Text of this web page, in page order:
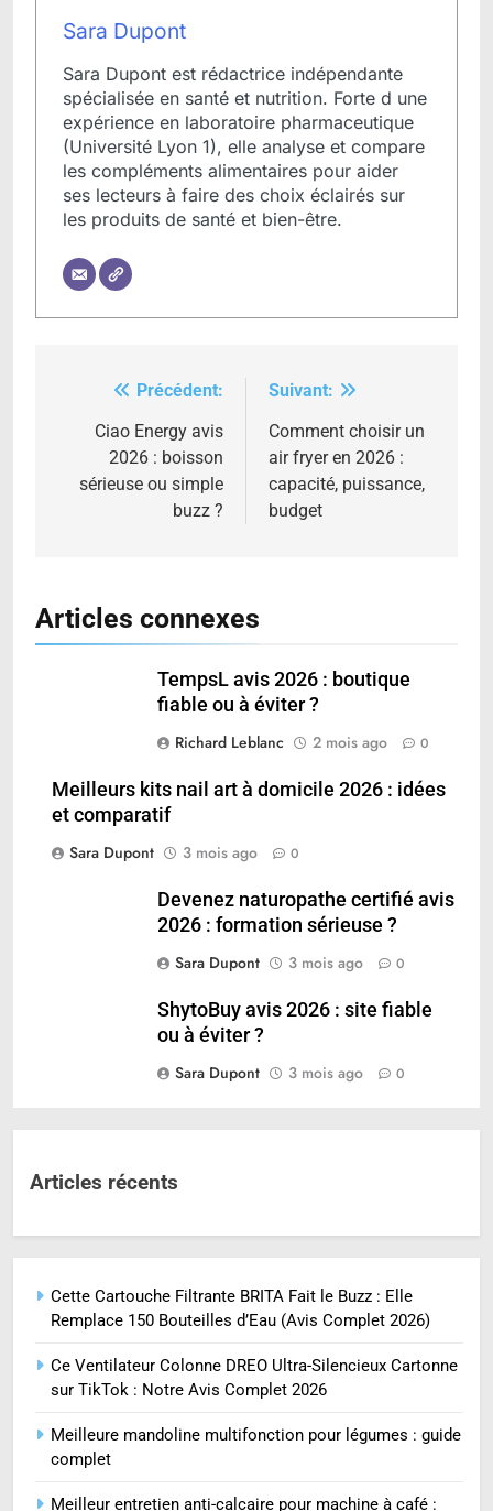
Sara Dupont
Sara Dupont est rédactrice indépendante
spécialisée en santé et nutrition. Forte d une
expérience en laboratoire pharmaceutique
(Université Lyon 1), elle analyse et compare
les compléments alimentaires pour aider
ses lecteurs à faire des choix éclairés sur
les produits de santé et bien-être.
Navigation
l’article
Précédent:
Ciao Energy avis
2026 : boisson
sérieuse ou simple
buzz ?
Suivant:
Comment choisir un
air fryer en 2026 :
capacité, puissance,
budget
Articles connexes
TempsL avis 2026 : boutique
fiable ou à éviter ?
Richard Leblanc
2 mois ago 0
Meilleurs kits nail art à domicile 2026 : idées
et comparatif
Sara Dupont
3 mois ago 0
Devenez naturopathe certifié avis
2026 : formation sérieuse ?
Sara Dupont
3 mois ago 0
ShytoBuy avis 2026 : site fiable
ou à éviter ?
Sara Dupont
3 mois ago 0
Articles récents
Cette Cartouche Filtrante BRITA Fait le Buzz : Elle
Remplace 150 Bouteilles d’Eau (Avis Complet 2026)
Ce Ventilateur Colonne DREO Ultra-Silencieux Cartonne
sur TikTok : Notre Avis Complet 2026
Meilleure mandoline multifonction pour légumes : guide
complet
Meilleur entretien anti-calcaire pour machine à café :